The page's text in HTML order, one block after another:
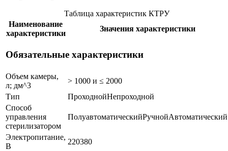
Таблица характеристик КТРУ
Наименование
характеристики
Значения характеристики
Обязательные характеристики
Объем камеры,
л; дм^3
> 1000 и ≤ 2000
Тип
ПроходнойНепроходной
Способ
управления
стерилизатором
ПолуавтоматическийРучнойАвтоматический
Электропитание,
В
220380